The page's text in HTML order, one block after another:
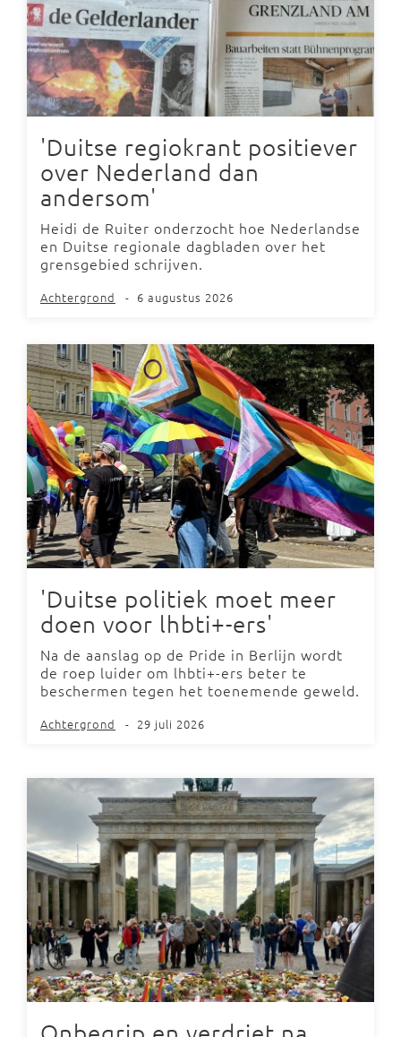
'Duitse regiokrant positiever
over Nederland dan
andersom'
Heidi de Ruiter onderzocht hoe Nederlandse
en Duitse regionale dagbladen over het
grensgebied schrijven.
Achtergrond - 6 augustus 2026
'Duitse politiek moet meer
doen voor lhbti+-ers'
Na de aanslag op de Pride in Berlijn wordt
de roep luider om lhbti+-ers beter te
beschermen tegen het toenemende geweld.
Achtergrond - 29 juli 2026